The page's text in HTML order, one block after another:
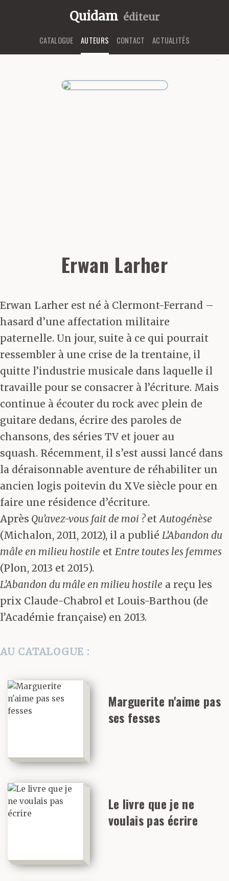
Quidam éditeur
CATALOGUE AUTEURS CONTACT ACTUALITÉS
Erwan Larher
Erwan Larher est né à Clermont-Ferrand –
hasard d’une affectation militaire
paternelle. Un jour, suite à ce qui pourrait
ressembler à une crise de la trentaine, il
quitte l’industrie musicale dans laquelle il
travaille pour se consacrer à l’écriture. Mais
continue à écouter du rock avec plein de
guitare dedans, écrire des paroles de
chansons, des séries TV et jouer au
squash. Récemment, il s’est aussi lancé dans
la déraisonnable aventure de réhabiliter un
ancien logis poitevin du XVe siècle pour en
faire une résidence d’écriture.
Après Qu’avez-vous fait de moi ?etAutogénèse
(Michalon, 2011, 2012), il a publié L’Abandon du
mâle en milieu hostile et Entre toutes les femmes
(Plon, 2013 et 2015).
L’Abandon du mâle en milieu hostile a reçu les
prix Claude-Chabrol et Louis-Barthou (de
l’Académie française) en 2013.
AU CATALOGUE :
Marguerite n'aime pas
ses fesses
Le livre que je ne
voulais pas écrire